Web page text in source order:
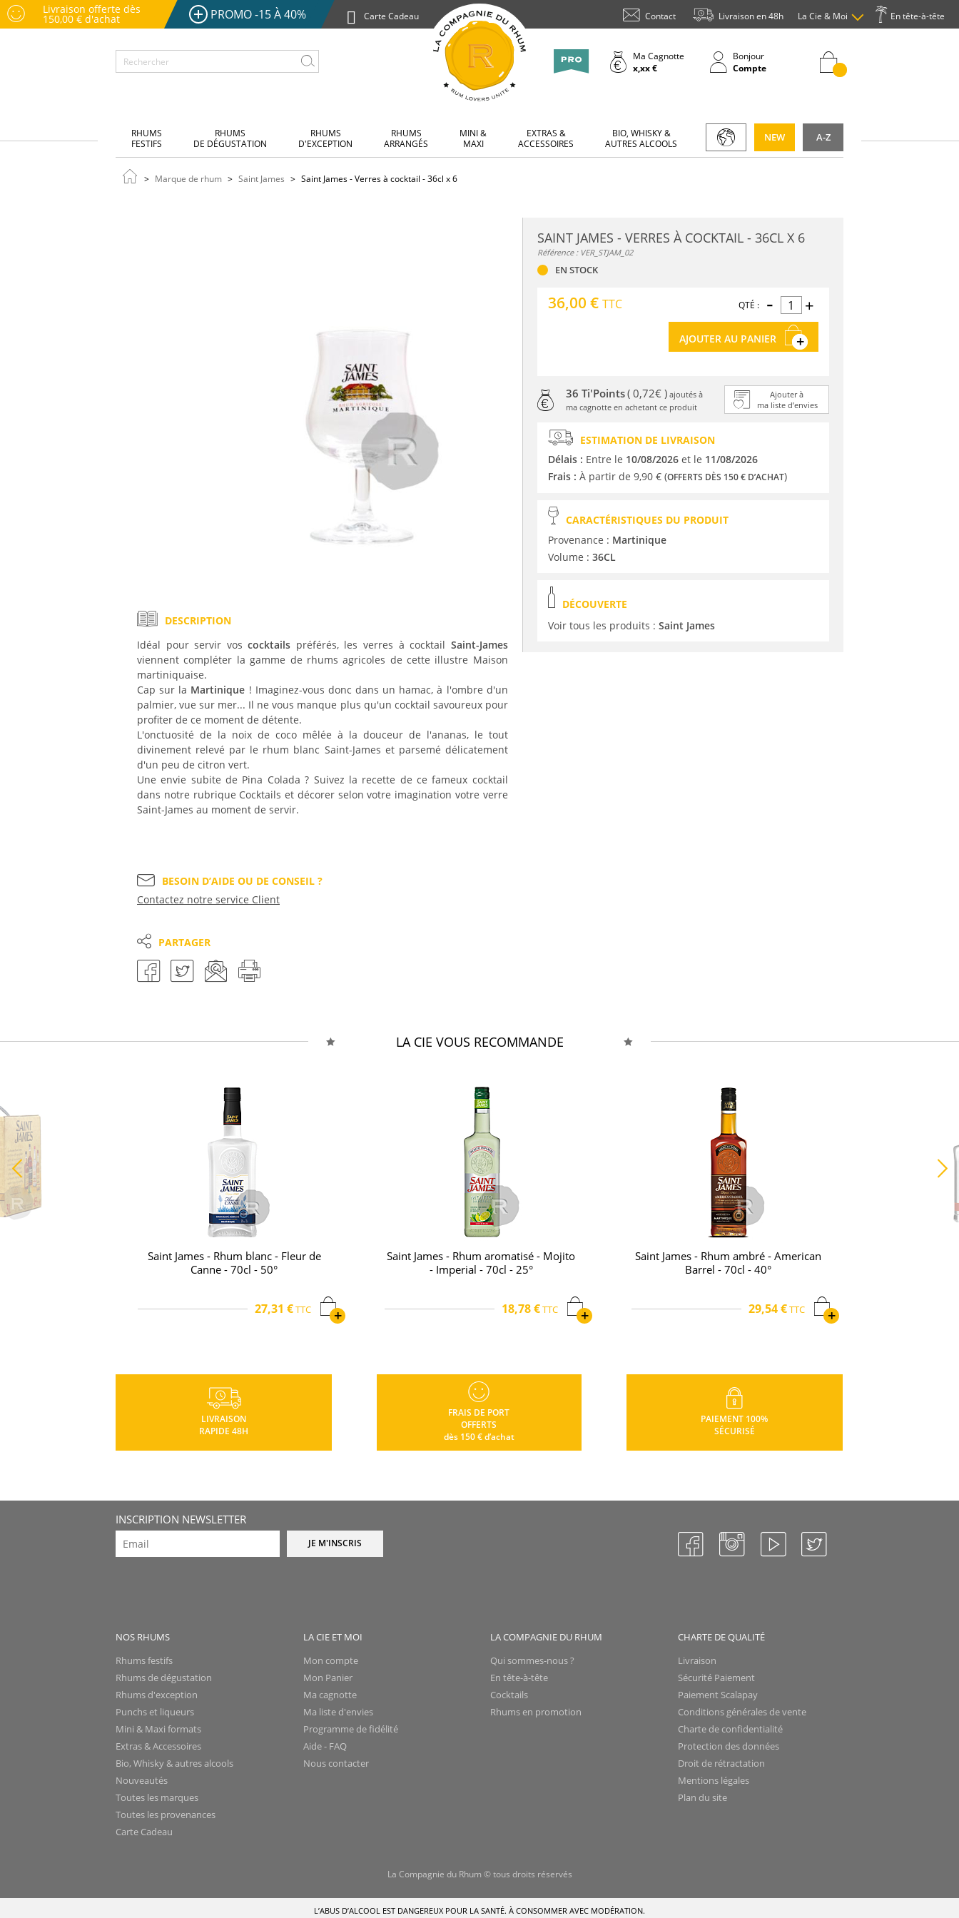
Livraison offerte dès
150,00 € d'achat PROMO -15 À 40% Carte Cadeau En tête-à-tête
La Cie & Moi
Livraison en 48h
Contact
Ma Cagnotte
x,xx €
Bonjour
Compte
RHUMS
FESTIFS
RHUMS
DE DÉGUSTATION
RHUMS
D'EXCEPTION
RHUMS
ARRANGÉS
MINI &
MAXI
EXTRAS &
ACCESSOIRES
BIO, WHISKY &
AUTRES ALCOOLS
A-Z
NEW
Marque de rhum Saint James Saint James - Verres à cocktail - 36cl x 6
SAINT JAMES - VERRES À COCKTAIL - 36CL X 6
Référence : VER_STJAM_02
EN STOCK
36,00 € TTC QTÉ : - +
AJOUTER AU PANIER
Ajouter à
ma liste d’envies
36 Ti'Points( 0,72€ )ajoutés à
ma cagnotte en achetant ce produit
ESTIMATION DE LIVRAISON
Délais : Entre le 10/08/2026et le 11/08/2026
Frais : À partir de 9,90 € (OFFERTS DÈS 150 € D’ACHAT)
CARACTÉRISTIQUES DU PRODUIT
Provenance : Martinique
Volume : 36CL
DÉCOUVERTE
Voir tous les produits : Saint James
DESCRIPTION
Idéal pour servir voscocktails préférés, les verres à cocktail Saint-James
viennent compléter la gamme de rhums agricoles de cette illustre Maison
martiniquaise.
Cap sur la Martinique ! Imaginez-vous donc dans un hamac, à l'ombre d'un
palmier, vue sur mer... Il ne vous manque plus qu'un cocktail savoureux pour
profiter de ce moment de détente.
L'onctuosité de la noix de coco mêlée à la douceur de l'ananas, le tout
divinement relevé par le rhum blanc Saint-James et parsemé délicatement
d'un peu de citron vert.
Une envie subite de Pina Colada ? Suivez la recette de ce fameux cocktail
dans notre rubrique Cocktails et décorer selon votre imagination votre verre
Saint-James au moment de servir.
BESOIN D’AIDE OU DE CONSEIL ?
Contactez notre service Client
PARTAGER
LA CIE VOUS RECOMMANDE
Saint James - Rhum blanc - Fleur de
Canne - 70cl - 50°
+
27,31 €TTC
Saint James - Rhum aromatisé - Mojito
- Imperial - 70cl - 25°
+
18,78 €TTC
Saint James - Rhum ambré - American
Barrel - 70cl - 40°
+
29,54 €TTC
LIVRAISON
RAPIDE 48H
FRAIS DE PORT
OFFERTS
dès 150 € d’achat
PAIEMENT 100%
SÉCURISÉ
INSCRIPTION NEWSLETTER
JE M'INSCRIS
NOS RHUMS
Rhums festifs
Rhums de dégustation
Rhums d'exception
Punchs et liqueurs
Mini & Maxi formats
Extras & Accessoires
Bio, Whisky & autres alcools
Nouveautés
Toutes les marques
Toutes les provenances
Carte Cadeau
LA COMPAGNIE DU RHUM
Qui sommes-nous ?
En tête-à-tête
Cocktails
Rhums en promotion
LA CIE ET MOI
Mon compte
Mon Panier
Ma cagnotte
Ma liste d'envies
Programme de fidélité
Aide - FAQ
Nous contacter
CHARTE DE QUALITÉ
Livraison
Sécurité Paiement
Paiement Scalapay
Conditions générales de vente
Charte de confidentialité
Protection des données
Droit de rétractation
Mentions légales
Plan du site
La Compagnie du Rhum © tous droits réservés
L’ABUS D’ALCOOL EST DANGEREUX POUR LA SANTÉ. À CONSOMMER AVEC MODÉRATION.